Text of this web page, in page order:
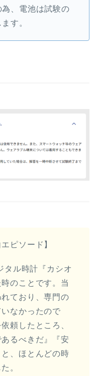
、電池は試験の
す。
ピソード】
タル時計『カシオ
のことです。当
ており、専門の
なかったので
頼したところ、
あるべきだ』『安
、ほとんどの時
。